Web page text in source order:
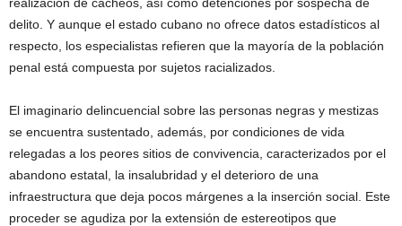
delito. Y aunque el estado cubano no ofrece datos estadísticos al
respecto, los especialistas refieren que la mayoría de la población
penal está compuesta por sujetos racializados.
El imaginario delincuencial sobre las personas negras y mestizas
se encuentra sustentado, además, por condiciones de vida
relegadas a los peores sitios de convivencia, caracterizados por el
abandono estatal, la insalubridad y el deterioro de una
infraestructura que deja pocos márgenes a la inserción social. Este
proceder se agudiza por la extensión de estereotipos que